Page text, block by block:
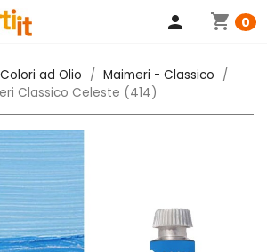
shopping_cart 0
person
Colori ad Olio
Maimeri - Classico
Classico Celeste (414)